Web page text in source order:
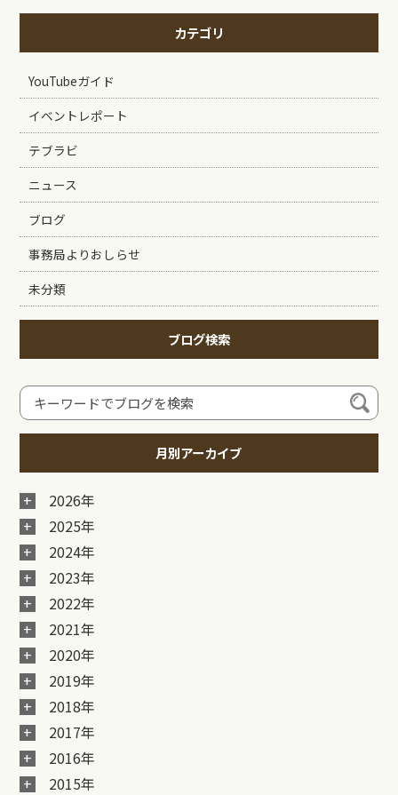
カテゴリ
YouTubeガイド
イベントレポート
テブラビ
ニュース
ブログ
事務局よりおしらせ
未分類
ブログ検索
月別アーカイブ
2026年
2025年
2024年
2023年
2022年
2021年
2020年
2019年
2018年
2017年
2016年
2015年